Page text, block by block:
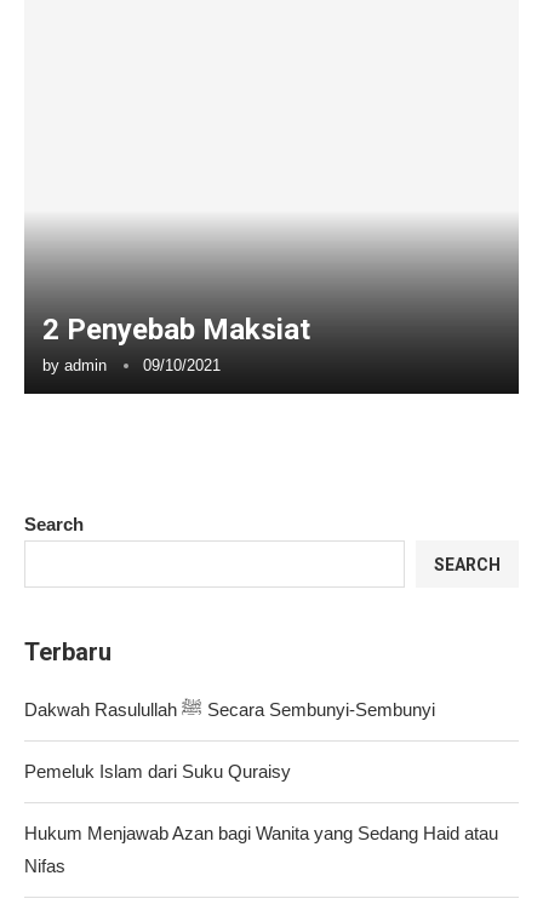
2 Penyebab Maksiat
by admin 09/10/2021
Search
SEARCH
Terbaru
Dakwah Rasulullah ﷺ Secara Sembunyi-Sembunyi
Pemeluk Islam dari Suku Quraisy
Hukum Menjawab Azan bagi Wanita yang Sedang Haid atau
Nifas